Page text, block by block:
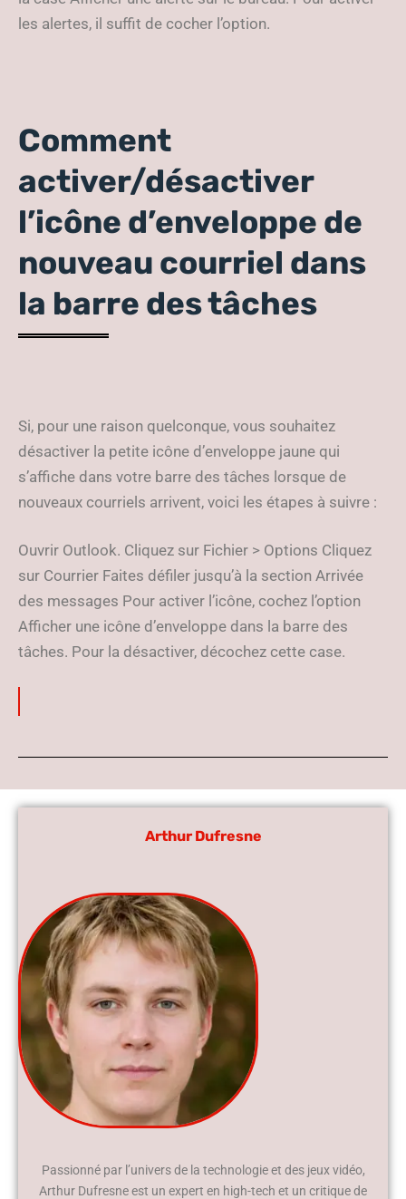
les alertes, il suffit de cocher l’option.
Comment
activer/désactiver
l’icône d’enveloppe de
nouveau courriel dans
la barre des tâches
Si, pour une raison quelconque, vous souhaitez
désactiver la petite icône d’enveloppe jaune qui
s’affiche dans votre barre des tâches lorsque de
nouveaux courriels arrivent, voici les étapes à suivre :
Ouvrir Outlook. Cliquez sur Fichier > Options Cliquez
sur Courrier Faites défiler jusqu’à la section Arrivée
des messages Pour activer l’icône, cochez l’option
Afficher une icône d’enveloppe dans la barre des
tâches. Pour la désactiver, décochez cette case.
Arthur Dufresne
Passionné par l’univers de la technologie et des jeux vidéo,
Arthur Dufresne est un expert en high-tech et un critique de